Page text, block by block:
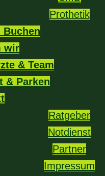
Prothetik
Buchen
wir
& Team
& Parken
Ratgeber
Notdienst
Partner
Impressum